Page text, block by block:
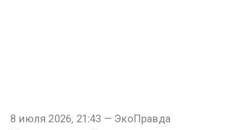
8 июля 2026, 21:43 — ЭкоПравда